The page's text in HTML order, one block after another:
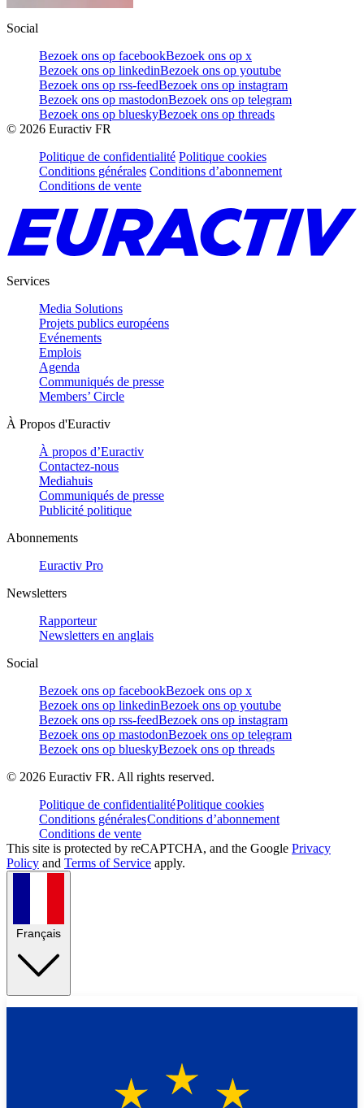
Social
Bezoek ons op facebookBezoek ons op x
Bezoek ons op linkedinBezoek ons op youtube
Bezoek ons op rss-feedBezoek ons op instagram
Bezoek ons op mastodonBezoek ons op telegram
Bezoek ons op blueskyBezoek ons op threads
© 2026 Euractiv FR
Politique de confidentialité Politique cookies
Conditions générales Conditions d’abonnement
Conditions de vente
Services
Media Solutions
Projets publics européens
Evénements
Emplois
Agenda
Communiqués de presse
Members’ Circle
À Propos d'Euractiv
À propos d’Euractiv
Contactez-nous
Mediahuis
Communiqués de presse
Publicité politique
Abonnements
Euractiv Pro
Newsletters
Rapporteur
Newsletters en anglais
Social
Bezoek ons op facebookBezoek ons op x
Bezoek ons op linkedinBezoek ons op youtube
Bezoek ons op rss-feedBezoek ons op instagram
Bezoek ons op mastodonBezoek ons op telegram
Bezoek ons op blueskyBezoek ons op threads
© 2026 Euractiv FR. All rights reserved.
Politique de confidentialitéPolitique cookies
Conditions généralesConditions d’abonnement
Conditions de vente
This site is protected by reCAPTCHA, and the Google Privacy
Policy and Terms of Service apply.
Français